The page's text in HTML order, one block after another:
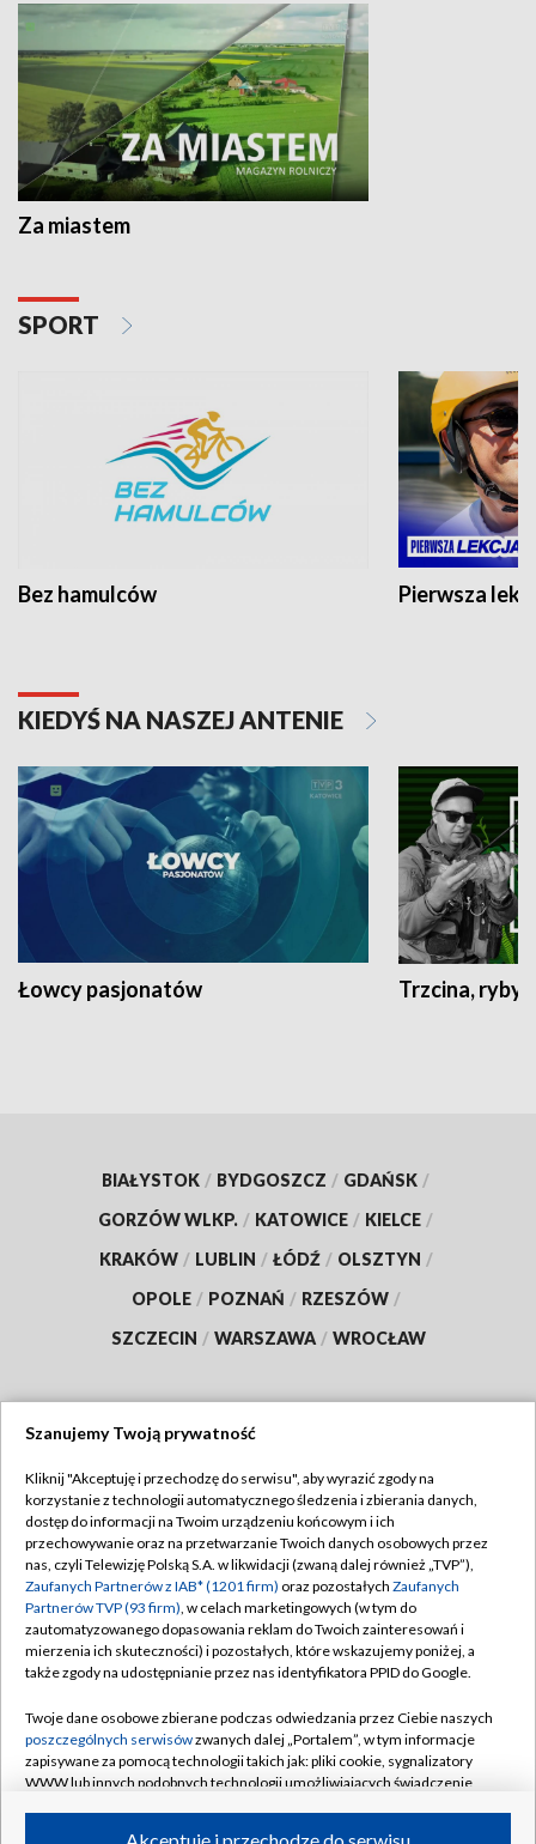
Za miastem
SPORT
Bez hamulców Pierwsza
KIEDYŚ NA NASZEJ ANTENIE
Łowcy pasjonatów Trzcina, ryby
BIAŁYSTOK / BYDGOSZCZ / GDAŃSK /
GORZÓW WLKP. / KATOWICE / KIELCE /
KRAKÓW / LUBLIN / ŁÓDŹ / OLSZTYN /
OPOLE / POZNAŃ / RZESZÓW /
SZCZECIN / WARSZAWA / WROCŁAW
TVP
Abonament TVP
Emisja w TVP
Centrum informacji TVP
Naziemna Telewizja Cyfrowa
Rada Programowa
System NOS
Informacje o nadawcy
Regulamin TVP
Polityka prywatności
Moje zgody
Pomoc
Kontakt
Kanały
Szanujemy Twoją prywatność
Kliknij "Akceptuję i przechodzę do serwisu", aby wyrazić zgody na
korzystanie z technologii automatycznego śledzenia i zbierania danych,
dostęp do informacji na Twoim urządzeniu końcowym i ich
przechowywanie oraz na przetwarzanie Twoich danych osobowych przez
nas, czyli Telewizję Polską S.A. w likwidacji (zwaną dalej również „TVP”),
Zaufanych Partnerów z IAB* (1201 firm) oraz pozostałych Zaufanych
Partnerów TVP (93 firm), w celach marketingowych (w tym do
zautomatyzowanego dopasowania reklam do Twoich zainteresowań i
mierzenia ich skuteczności) i pozostałych, które wskazujemy poniżej, a
także zgody na udostępnianie przez nas identyfikatora PPID do Google.
Twoje dane osobowe zbierane podczas odwiedzania przez Ciebie naszych
poszczególnych serwisówzwanych dalej „Portalem”, w tym informacje
zapisywane za pomocą technologii takich jak: pliki cookie, sygnalizatory
WWW lub innych podobnych technologii umożliwiających świadczenie